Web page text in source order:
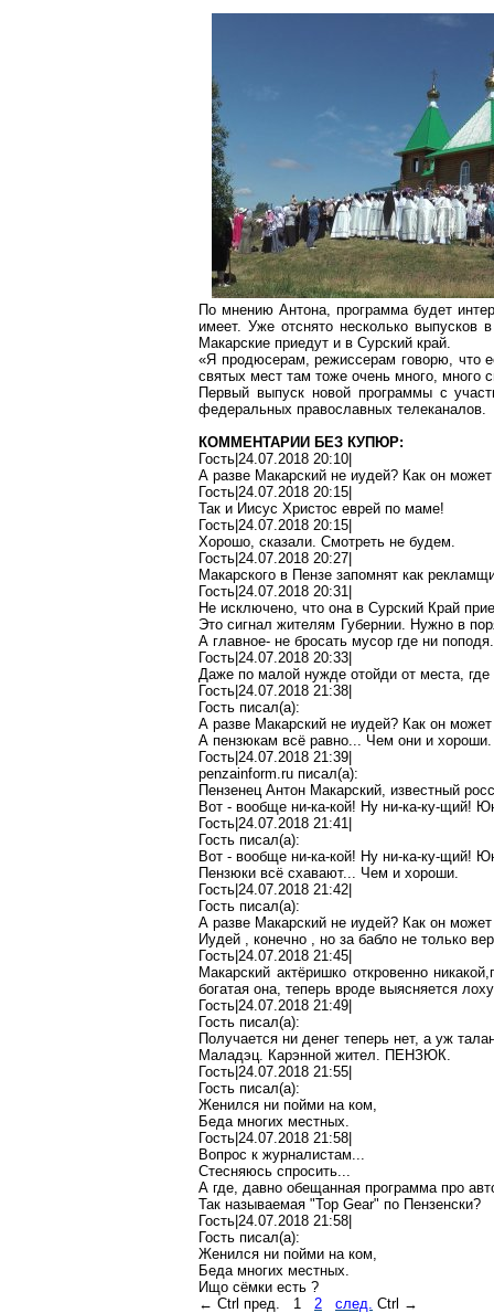
По мнению Антона, программа будет
имеет. Уже отснято несколько
Макарские приедут и в Сурский край.
«Я продюсерам, режиссерам говорю, что
святых мест там тоже очень много, много
Первый выпуск новой программы с
федеральных православных телеканалов.
КОММЕНТАРИИ БЕЗ КУПЮР:
Гость|24.07.2018 20:10|
А разве Макарский не иудей? Как он
Гость|24.07.2018 20:15|
Так и Иисус Христос еврей по маме!
Гость|24.07.2018 20:15|
Хорошо, сказали. Смотреть не будем.
Гость|24.07.2018 20:27|
Макарского в Пензе запомнят как
Гость|24.07.2018 20:31|
Не исключено, что она в Сурский Край
Это сигнал жителям Губернии. Нужно в
А главное- не бросать мусор где ни поподя
Гость|24.07.2018 20:33|
Даже по малой нужде отойди от места, где
Гость|24.07.2018 21:38|
Гость писал(a):
А разве Макарский не иудей? Как он
А пензюкам всё равно... Чем они и хороши.
Гость|24.07.2018 21:39|
penzainform.ru писал(a):
Пензенец Антон Макарский, известный
Вот - вообще ни-ка-кой! Ну ни-ка-ку-щий!
Гость|24.07.2018 21:41|
Гость писал(a):
Вот - вообще ни-ка-кой! Ну ни-ка-ку-щий!
Пензюки всё схавают... Чем и хороши.
Гость|24.07.2018 21:42|
Гость писал(a):
А разве Макарский не иудей? Как он
Иудей , конечно , но за бабло не только
Гость|24.07.2018 21:45|
Макарский актёришкооткровенноникакой
богатая она, теперь вроде выясняется
Гость|24.07.2018 21:49|
Гость писал(a):
Получается ни денег теперь нет, а уж
Маладэц. Карэнной жител. ПЕНЗЮК.
Гость|24.07.2018 21:55|
Гость писал(a):
Женился ни пойми на ком,
Беда многих местных.
Гость|24.07.2018 21:58|
Вопрос к журналистам...
Стесняюсь спросить...
А где, давно обещанная программа про
Так называемая "Top Gear" по Пензенски?
Гость|24.07.2018 21:58|
Гость писал(a):
Женился ни пойми на ком,
Беда многих местных.
Ищо сёмки есть ?
← Ctrl пред. 1 2 след. Ctrl →